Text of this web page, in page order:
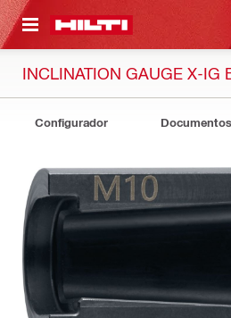
PRINCIPAL
INCLINATION GAUGE X-IG
Configurador Documentos